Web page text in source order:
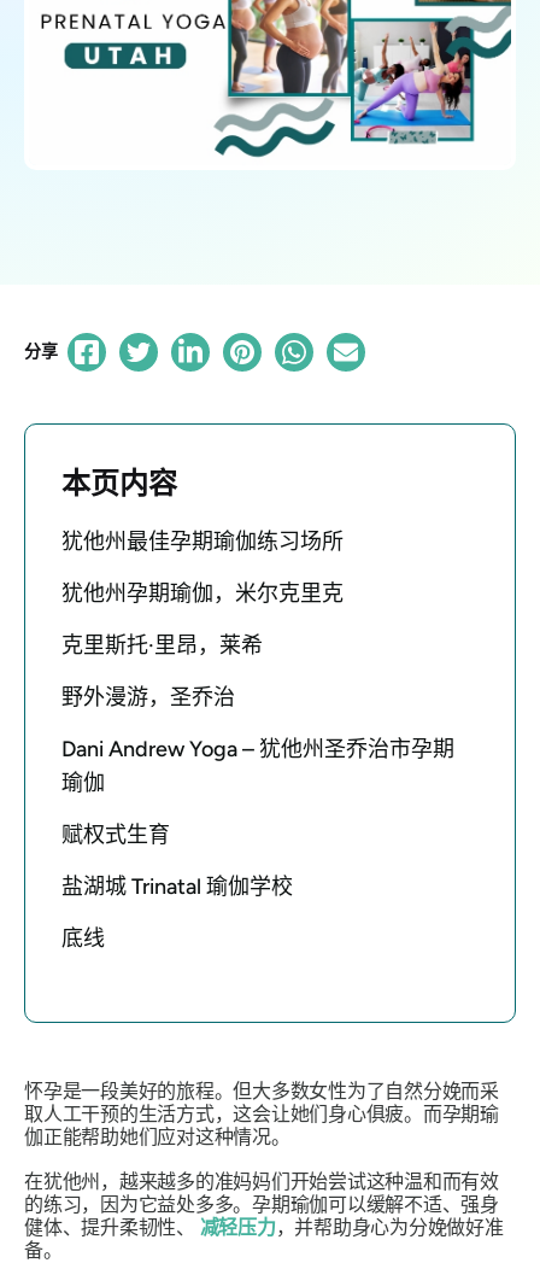
分享
本页内容
犹他州最佳孕期瑜伽练习场所
犹他州孕期瑜伽，米尔克里克
克里斯托·里昂，莱希
野外漫游，圣乔治
Dani Andrew Yoga – 犹他州圣乔治市孕期
瑜伽
赋权式生育
盐湖城 Trinatal 瑜伽学校
底线
怀孕是一段美好的旅程。但大多数女性为了自然分娩而采
取人工干预的生活方式，这会让她们身心俱疲。而孕期瑜
伽正能帮助她们应对这种情况。
在犹他州，越来越多的准妈妈们开始尝试这种温和而有效
的练习，因为它益处多多。孕期瑜伽可以缓解不适、强身
健体、提升柔韧性、 减轻压力，并帮助身心为分娩做好准
备。